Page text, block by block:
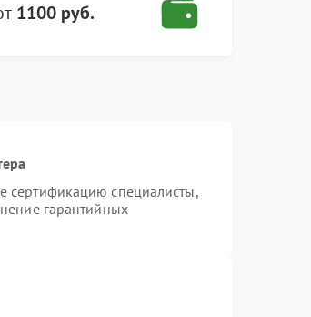
1100 руб.
сертификацию специалисты,
гарантийных